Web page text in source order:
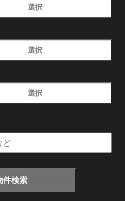
選択
選択
選択
件検索